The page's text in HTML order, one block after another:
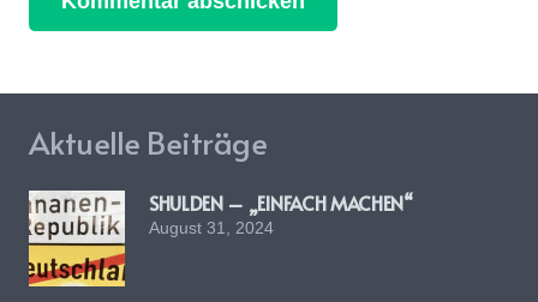
Aktuelle Beiträge
SHULDEN – „EINFACH MACHEN“
August 31, 2024